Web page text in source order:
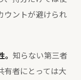
ウントが避けられ
知らない第三者
有者にとっては大